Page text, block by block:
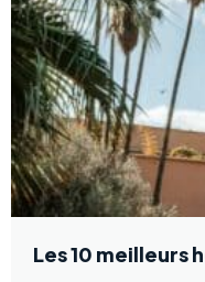
Les 10 meilleurs